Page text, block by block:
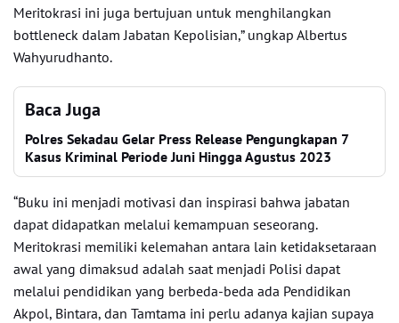
Meritokrasi ini juga bertujuan untuk menghilangkan
bottleneck dalam Jabatan Kepolisian,” ungkap Albertus
Wahyurudhanto.
Baca Juga
Polres Sekadau Gelar Press Release Pengungkapan 7
Kasus Kriminal Periode Juni Hingga Agustus 2023
“Buku ini menjadi motivasi dan inspirasi bahwa jabatan
dapat didapatkan melalui kemampuan seseorang.
Meritokrasi memiliki kelemahan antara lain ketidaksetaraan
awal yang dimaksud adalah saat menjadi Polisi dapat
melalui pendidikan yang berbeda-beda ada Pendidikan
Akpol, Bintara, dan Tamtama ini perlu adanya kajian supaya